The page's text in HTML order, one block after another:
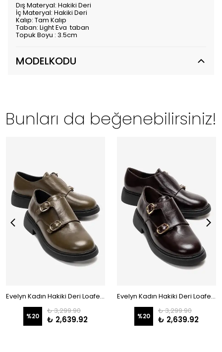
Dış Materyal: Hakiki Deri
İç Materyal: Hakiki Deri
Kalıp: Tam Kalıp
Taban: Light Eva taban
Topuk Boyu : 3.5cm
MODELKODU
Bunları da beğenebilirsiniz!
Evelyn Kadın Hakiki Deri Loafer Haki
%20
₺ 3,299.90
₺ 2,639.92
Evelyn Kadın Hakiki Deri Loafer Kahve
%20
₺ 3,299.90
₺ 2,639.92